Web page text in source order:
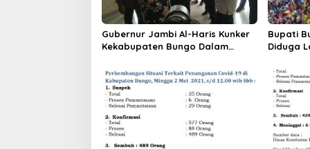
s
Gubernur Jambi Al-Haris Kunker
Kekabupaten Bungo Dalam
Bupati
Diduga